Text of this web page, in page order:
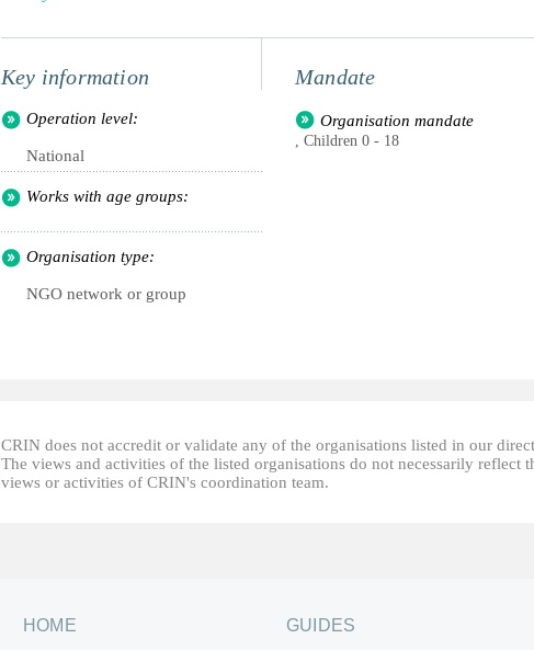
Key information
Operation level:
National
Works with age groups:
Organisation type:
NGO network or group
Mandate
Organisation mandate
, Children 0 - 18
CRIN does not accredit or validate any of the organisations listed in our
The views and activities of the listed organisations do not necessarily reflect
views or activities of CRIN's coordination team.
HOME GUIDES